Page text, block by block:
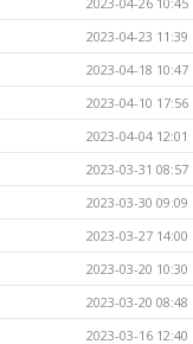
2023-04-23 11:39
2023-04-18 10:47
2023-04-10 17:56
2023-04-04 12:01
2023-03-31 08:57
2023-03-30 09:09
2023-03-27 14:00
2023-03-20 10:30
2023-03-20 08:48
2023-03-16 12:40